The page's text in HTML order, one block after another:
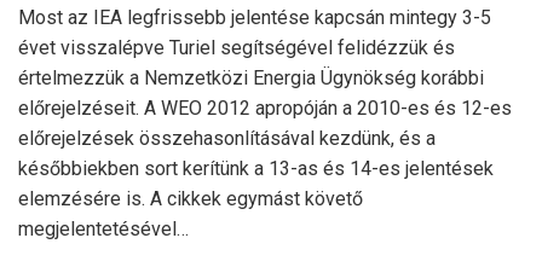
Most az IEA legfrissebb jelentése kapcsán mintegy 3-5
évet visszalépve Turiel segítségével felidézzük és
értelmezzük a Nemzetközi Energia Ügynökség korábbi
előrejelzéseit. A WEO 2012 apropóján a 2010-es és 12-es
előrejelzések összehasonlításával kezdünk, és a
későbbiekben sort kerítünk a 13-as és 14-es jelentések
elemzésére is. A cikkek egymást követő
megjelentetésével…